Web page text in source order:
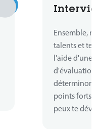
Ensemble,
talents et tes
l'aide d'une
déterminons
points forts
peux te